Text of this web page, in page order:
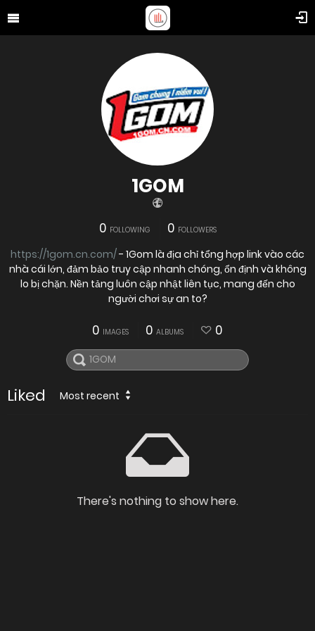
1GOM
0 FOLLOWING 0 FOLLOWERS
https://1gom.cn.com/- 1Gom là địa chỉ tổng hợp link vào các
nhà cái lớn, đảm bảo truy cập nhanh chóng, ổn định và không
lo bị chặn. Nền tảng luôn cập nhật liên tục, mang đến cho
người chơi sự an to?
0 IMAGES 0 ALBUMS 0
Liked Most recent
There's nothing to show here.